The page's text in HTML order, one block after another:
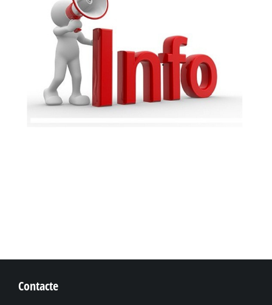
Contacte